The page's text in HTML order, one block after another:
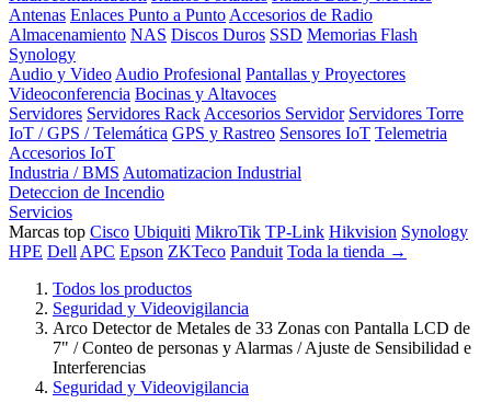
Antenas Enlaces Punto a Punto Accesorios de Radio
Almacenamiento NAS Discos Duros SSD Memorias Flash
Synology
Audio y Video Audio Profesional Pantallas y Proyectores
Videoconferencia Bocinas y Altavoces
Servidores Servidores Rack Accesorios Servidor Servidores Torre
IoT / GPS / Telemática GPS y Rastreo Sensores IoT Telemetria
Accesorios IoT
Industria / BMS Automatizacion Industrial
Deteccion de Incendio
Servicios
Marcas top Cisco Ubiquiti MikroTik TP-Link Hikvision Synology
HPE Dell APC Epson ZKTeco Panduit Toda la tienda →
Todos los productos
Seguridad y Videovigilancia
Arco Detector de Metales de 33 Zonas con Pantalla LCD de
7" / Conteo de personas y Alarmas / Ajuste de Sensibilidad e
Interferencias
Seguridad y Videovigilancia